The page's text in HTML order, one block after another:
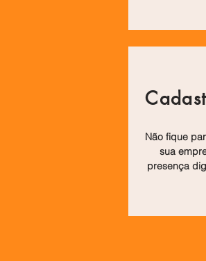
Não fique
sua
presença